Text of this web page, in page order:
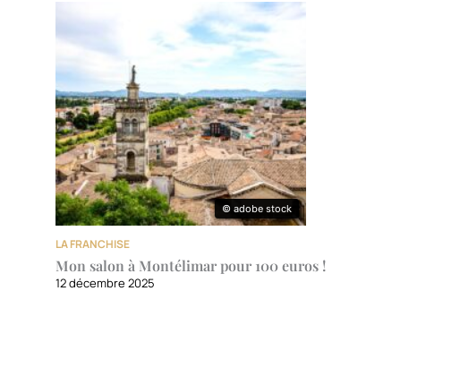
© adobe stock
© adobe stock
LA FRANCHISE
Mon salon à Montélimar pour 100 euros !
12 décembre 2025